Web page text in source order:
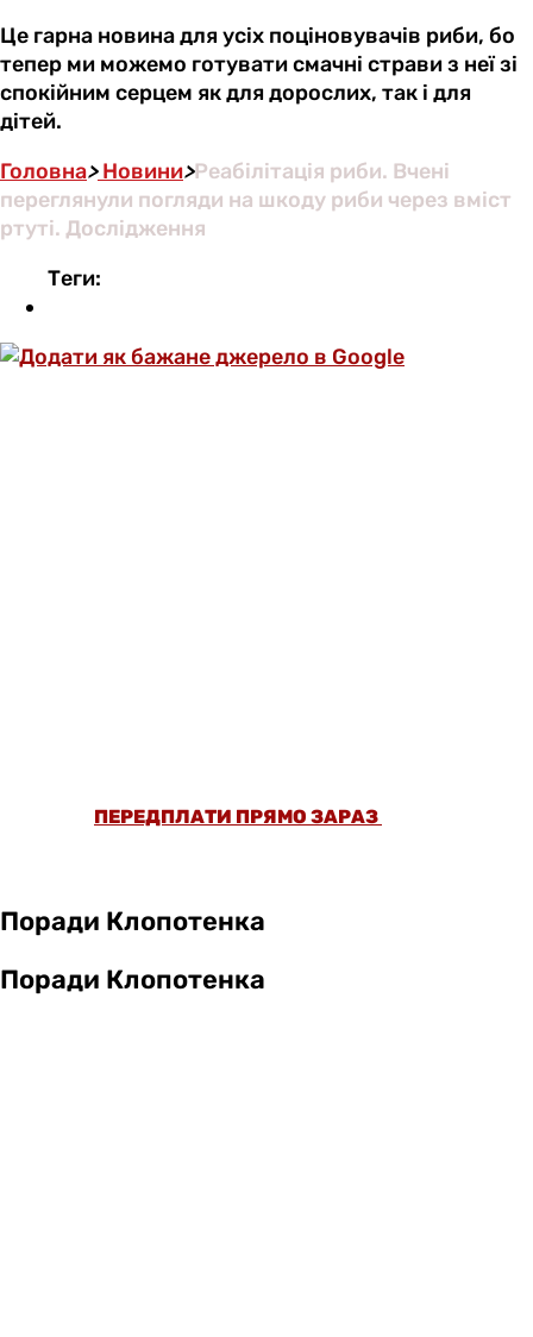
Це гарна новина для усіх поціновувачів риби, бо
тепер ми можемо готувати смачні страви з неї зі
спокійним серцем як для дорослих, так і для
дітей.
Головна>Новини>Реабілітація риби. Вчені
переглянули погляди на шкоду риби через вміст
ртуті. Дослідження
Теги:
ПЕРЕДПЛАТИ ПРЯМО ЗАРАЗ
Поради Клопотенка
Поради Клопотенка